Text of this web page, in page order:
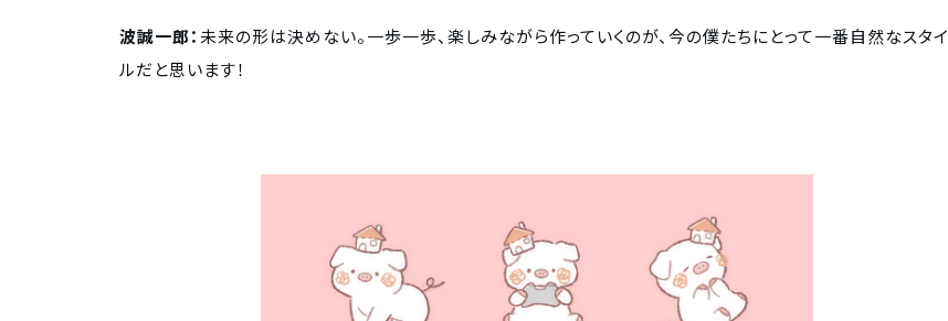
波誠一郎： 未来の形は決めない。一歩一歩、楽しみながら作っていくのが、今の僕たちにとって一番自然なスタイ
ルだと思います！